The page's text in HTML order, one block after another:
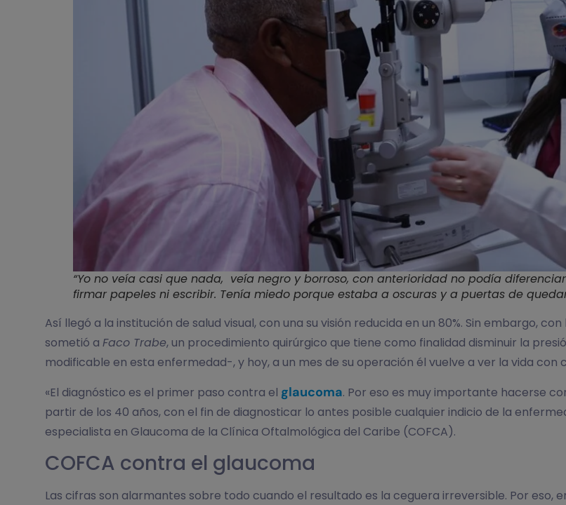
“Yo no veía casi que nada, veía negro y borroso, con anterioridad no podía
firmar papeles ni escribir. Tenía miedo porque estaba a oscuras y a puertas de
Así llegó a la institución de salud visual, con una su visión reducida en un 80%. Sin embargo,
sometió a Faco Trabe, un procedimiento quirúrgico que tiene como finalidad disminuir la
modificable en esta enfermedad-, y hoy, a un mes de su operación él vuelve a ver la vida con
«El diagnóstico es el primer paso contra el glaucoma. Por eso es muy importante hacerse
partir de los 40 años, con el fin de diagnosticar lo antes posible cualquier indicio de la
especialista en Glaucoma de la Clínica Oftalmológica del Caribe (COFCA).
COFCA contra el glaucoma
Las cifras son alarmantes sobre todo cuando el resultado es la ceguera irreversible. Por eso,